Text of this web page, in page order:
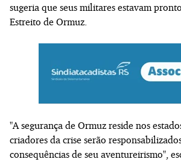
sugeria que seus militares estavam
Estreito de Ormuz.
"A segurança de Ormuz reside nos
criadores da crise serão
consequências de seu aventureirismo",